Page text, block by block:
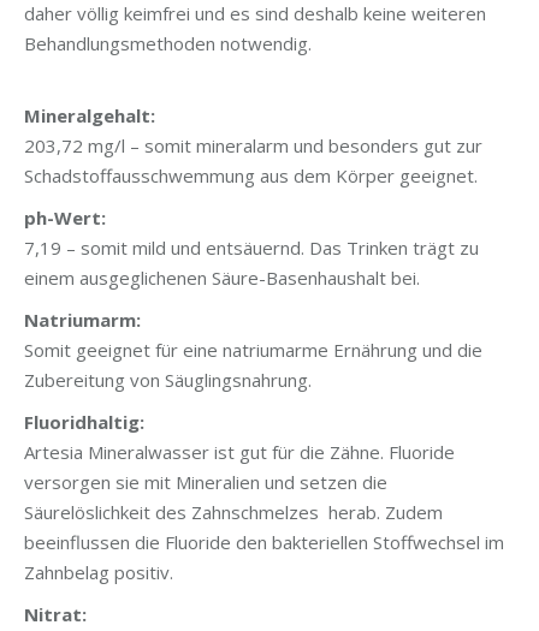
daher völlig keimfrei und es sind deshalb keine weiteren
Behandlungsmethoden notwendig.
Mineralgehalt:
203,72 mg/l – somit mineralarm und besonders gut zur
Schadstoffausschwemmung aus dem Körper geeignet.
ph-Wert:
7,19 – somit mild und entsäuernd. Das Trinken trägt zu
einem ausgeglichenen Säure-Basenhaushalt bei.
Natriumarm:
Somit geeignet für eine natriumarme Ernährung und die
Zubereitung von Säuglingsnahrung.
Fluoridhaltig:
Artesia Mineralwasser ist gut für die Zähne. Fluoride
versorgen sie mit Mineralien und setzen die
Säurelöslichkeit des Zahnschmelzes herab. Zudem
beeinflussen die Fluoride den bakteriellen Stoffwechsel im
Zahnbelag positiv.
Nitrat: